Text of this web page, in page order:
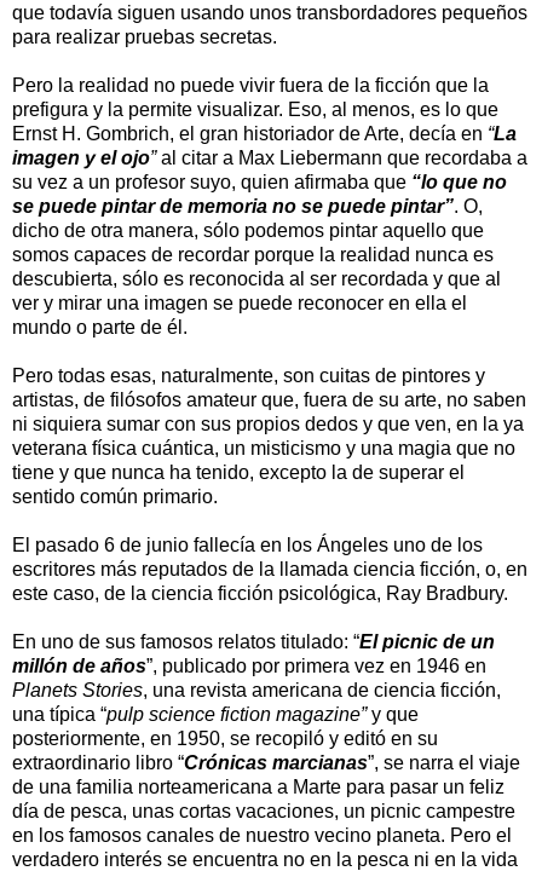
que todavía siguen usando unos transbordadores pequeños
para realizar pruebas secretas.
Pero la realidad no puede vivir fuera de la ficción que la
prefigura y la permite visualizar. Eso, al menos, es lo que
Ernst H. Gombrich, el gran historiador de Arte, decía en “La
imagen y el ojo”al citar a Max Liebermann que recordaba a
su vez a un profesor suyo, quien afirmaba que “lo que no
se puede pintar de memoria no se puede pintar”. O,
dicho de otra manera, sólo podemos pintar aquello que
somos capaces de recordar porque la realidad nunca es
descubierta, sólo es reconocida al ser recordada y que al
ver y mirar una imagen se puede reconocer en ella el
mundo o parte de él.
Pero todas esas, naturalmente, son cuitas de pintores y
artistas, de filósofos amateur que, fuera de su arte, no saben
ni siquiera sumar con sus propios dedos y que ven, en la ya
veterana física cuántica, un misticismo y una magia que no
tiene y que nunca ha tenido, excepto la de superar el
sentido común primario.
El pasado 6 de junio fallecía en los Ángeles uno de los
escritores más reputados de la llamada ciencia ficción, o, en
este caso, de la ciencia ficción psicológica, Ray Bradbury.
En uno de sus famosos relatos titulado: “El picnic de un
millón de años”, publicado por primera vez en 1946 en
Planets Stories, una revista americana de ciencia ficción,
una típica “pulp science fiction magazine”y que
posteriormente, en 1950, se recopiló y editó en su
extraordinario libro “Crónicas marcianas”, se narra el viaje
de una familia norteamericana a Marte para pasar un feliz
día de pesca, unas cortas vacaciones, un picnic campestre
en los famosos canales de nuestro vecino planeta. Pero el
verdadero interés se encuentra no en la pesca ni en la vida